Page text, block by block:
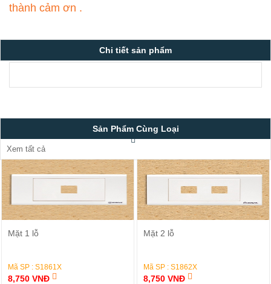
thành cảm ơn .
Chi tiết sản phẩm
Sản Phẩm Cùng Loại
Xem tất cả
Mặt 1 lỗ
Mã SP : S1861X
8,750 VNĐ
Mặt 2 lỗ
Mã SP : S1862X
8,750 VNĐ